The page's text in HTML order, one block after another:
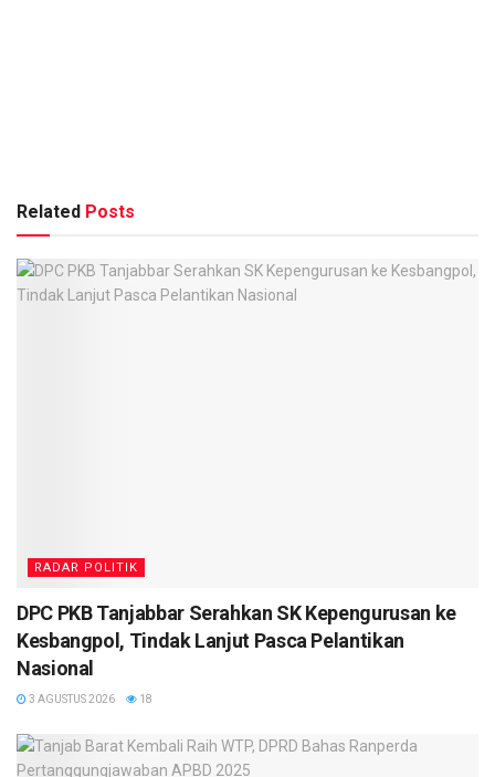
Related Posts
RADAR POLITIK
DPC PKB Tanjabbar Serahkan SK Kepengurusan ke
Kesbangpol, Tindak Lanjut Pasca Pelantikan
Nasional
3 AGUSTUS 2026 18